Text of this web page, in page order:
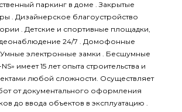
паркинг в доме . Закрытые
. Дизайнерское благоустройство
. Детские и спортивные площадки,
24/7 . Домофонные
Умные электронные замки . Бесшумные
имеет 15 лет опыта строительства и
любой сложности. Осуществляет
от документального оформления
до ввода объектов в эксплуатацию .